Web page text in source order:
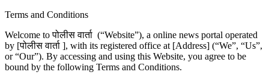
Terms and Conditions
Welcome toपोलीस वार्ता (“Website”), a online news portal operated
by [पोलीस वार्ता ], with its registered office at [Address] (“We”, “Us”,
or “Our”). By accessing and using this Website, you agree to be
bound by the following Terms and Conditions.